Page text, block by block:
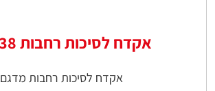
אקדח לסיכות רחבות WC/38
אקדח לסיכות רחבות מדגם